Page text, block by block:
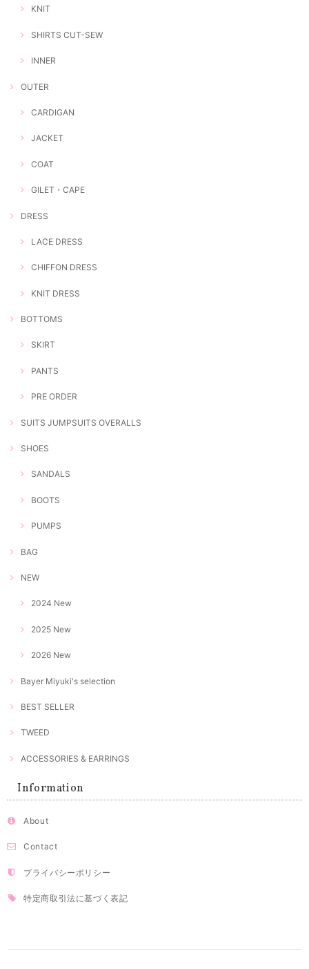
KNIT
SHIRTS CUT-SEW
INNER
OUTER
CARDIGAN
JACKET
COAT
GILET・CAPE
DRESS
LACE DRESS
CHIFFON DRESS
KNIT DRESS
BOTTOMS
SKIRT
PANTS
PRE ORDER
SUITS JUMPSUITS OVERALLS
SHOES
SANDALS
BOOTS
PUMPS
BAG
NEW
2024 New
2025 New
2026 New
Bayer Miyuki's selection
BEST SELLER
TWEED
ACCESSORIES & EARRINGS
Information
About
Contact
プライバシーポリシー
特定商取引法に基づく表記